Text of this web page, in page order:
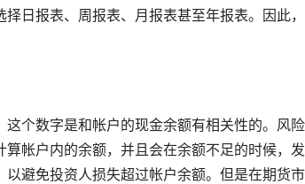
日报表、周报表、月报表甚至年报表。因此
个数字是和帐户的现金余额有相关性的。风
帐户内的余额，并且会在余额不足的时候，
避免投资人损失超过帐户余额。但是在期货